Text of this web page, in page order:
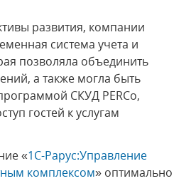
развития, компании
система учета и
позволяла объединить
а также могла быть
СКУД PERCo,
гостей к услугам
«1С-Рарус:Управление
комплексом» оптимально